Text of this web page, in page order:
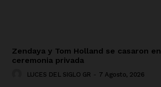
Zendaya y Tom Holland se casaron en
ceremonia privada
LUCES DEL SIGLO GR - 7 Agosto, 2026